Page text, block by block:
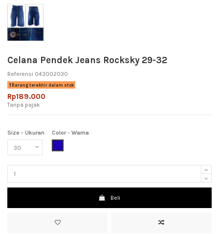
Celana Pendek Jeans Rocksky 29-32
Referensi 043002030
Barang terakhir dalam stok
Rp189.000
Tanpa pajak
Size - Ukuran
Color - Warna
Beli